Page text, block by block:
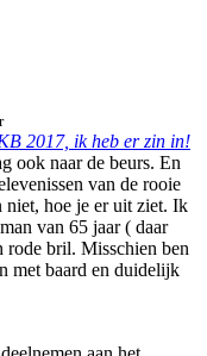
2017, ik heb er zin in!
ook naar de beurs. En
van de rooie
niet, hoe je er uit ziet. Ik
van 65 jaar ( daar
rode bril. Misschien ben
met baard en duidelijk